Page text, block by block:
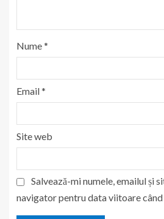
Nume*
Email*
Site web
Salvează-mi numele, emailul și
navigator pentru data viitoare când